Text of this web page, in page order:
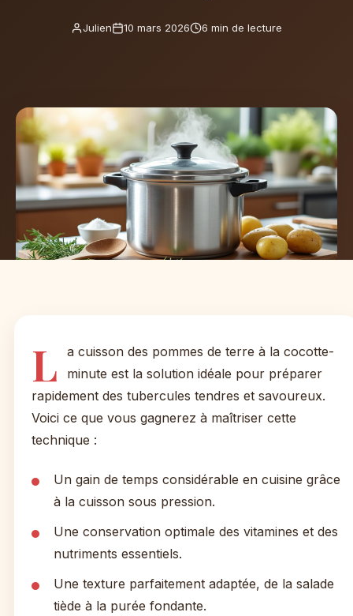
Julien 10 mars 2026 6 min de lecture
L
a cuisson des pommes de terre à la cocotte-
minute est la solution idéale pour préparer
rapidement des tubercules tendres et savoureux.
Voici ce que vous gagnerez à maîtriser cette
technique :
Un gain de temps considérable en cuisine grâce
à la cuisson sous pression.
Une conservation optimale des vitamines et des
nutriments essentiels.
Une texture parfaitement adaptée, de la salade
tiède à la purée fondante.